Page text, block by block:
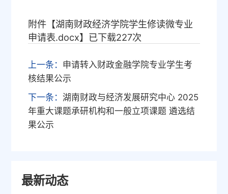
附件【湖南财政经济学院学生修读微专业
申请表.docx】已下载227次
上一条：
申请转入财政金融学院专业学生考
核结果公示
下一条： 湖南财政与经济发展研究中心 2025
年重大课题承研机构和一般立项课题 遴选结
果公示
最新动态